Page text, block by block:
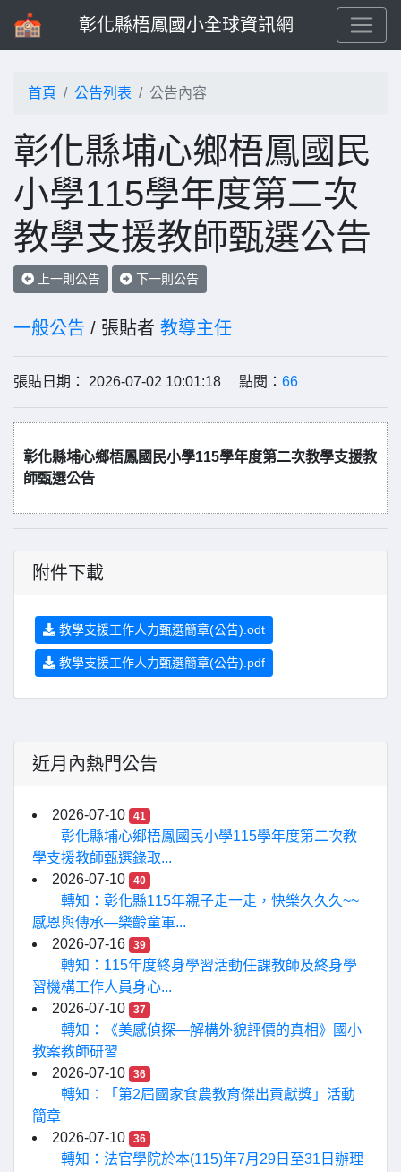
彰化縣梧鳳國小全球資訊網
首頁 公告列表 公告內容
彰化縣埔心鄉梧鳳國民
小學115學年度第二次
教學支援教師甄選公告
上一則公告 下一則公告
一般公告 / 張貼者 教導主任
張貼日期： 2026-07-02 10:01:18 點閱： 66
彰化縣埔心鄉梧鳳國民小學115學年度第二次教學支援教
師甄選公告
附件下載
教學支援工作人力甄選簡章(公告).odt
教學支援工作人力甄選簡章(公告).pdf
近月內熱門公告
2026-07-10 41
彰化縣埔心鄉梧鳳國民小學115學年度第二次教
學支援教師甄選錄取...
2026-07-10
40
轉知：彰化縣115年親子走一走，快樂久久久~~
感恩與傳承—樂齡童軍...
2026-07-16
39
轉知：115年度終身學習活動任課教師及終身學
習機構工作人員身心...
2026-07-10
37
轉知：《美感偵探—解構外貌評價的真相》國小
教案教師研習
2026-07-10
36
轉知：「第2屆國家食農教育傑出貢獻獎」活動
簡章
2026-07-10
36
轉知：法官學院於本(115)年7月29日至31日辦理